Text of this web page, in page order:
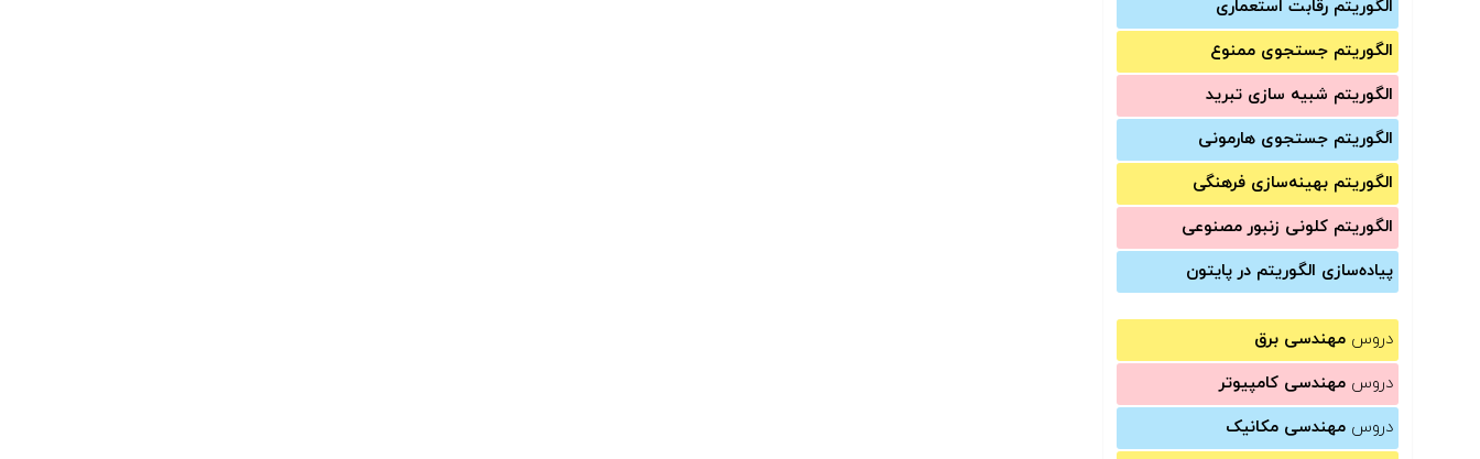
الگوریتم رقابت استعماری
الگوریتم جستجوی ممنوع
الگوریتم شبیه سازی تبرید
الگوریتم جستجوی هارمونی
الگوریتم بهینه‌سازی فرهنگی
الگوریتم کلونی زنبور مصنوعی
پیاده‌سازی الگوریتم در پایتون
دروس مهندسی برق
دروس مهندسی کامپیوتر
دروس مهندسی مکانیک